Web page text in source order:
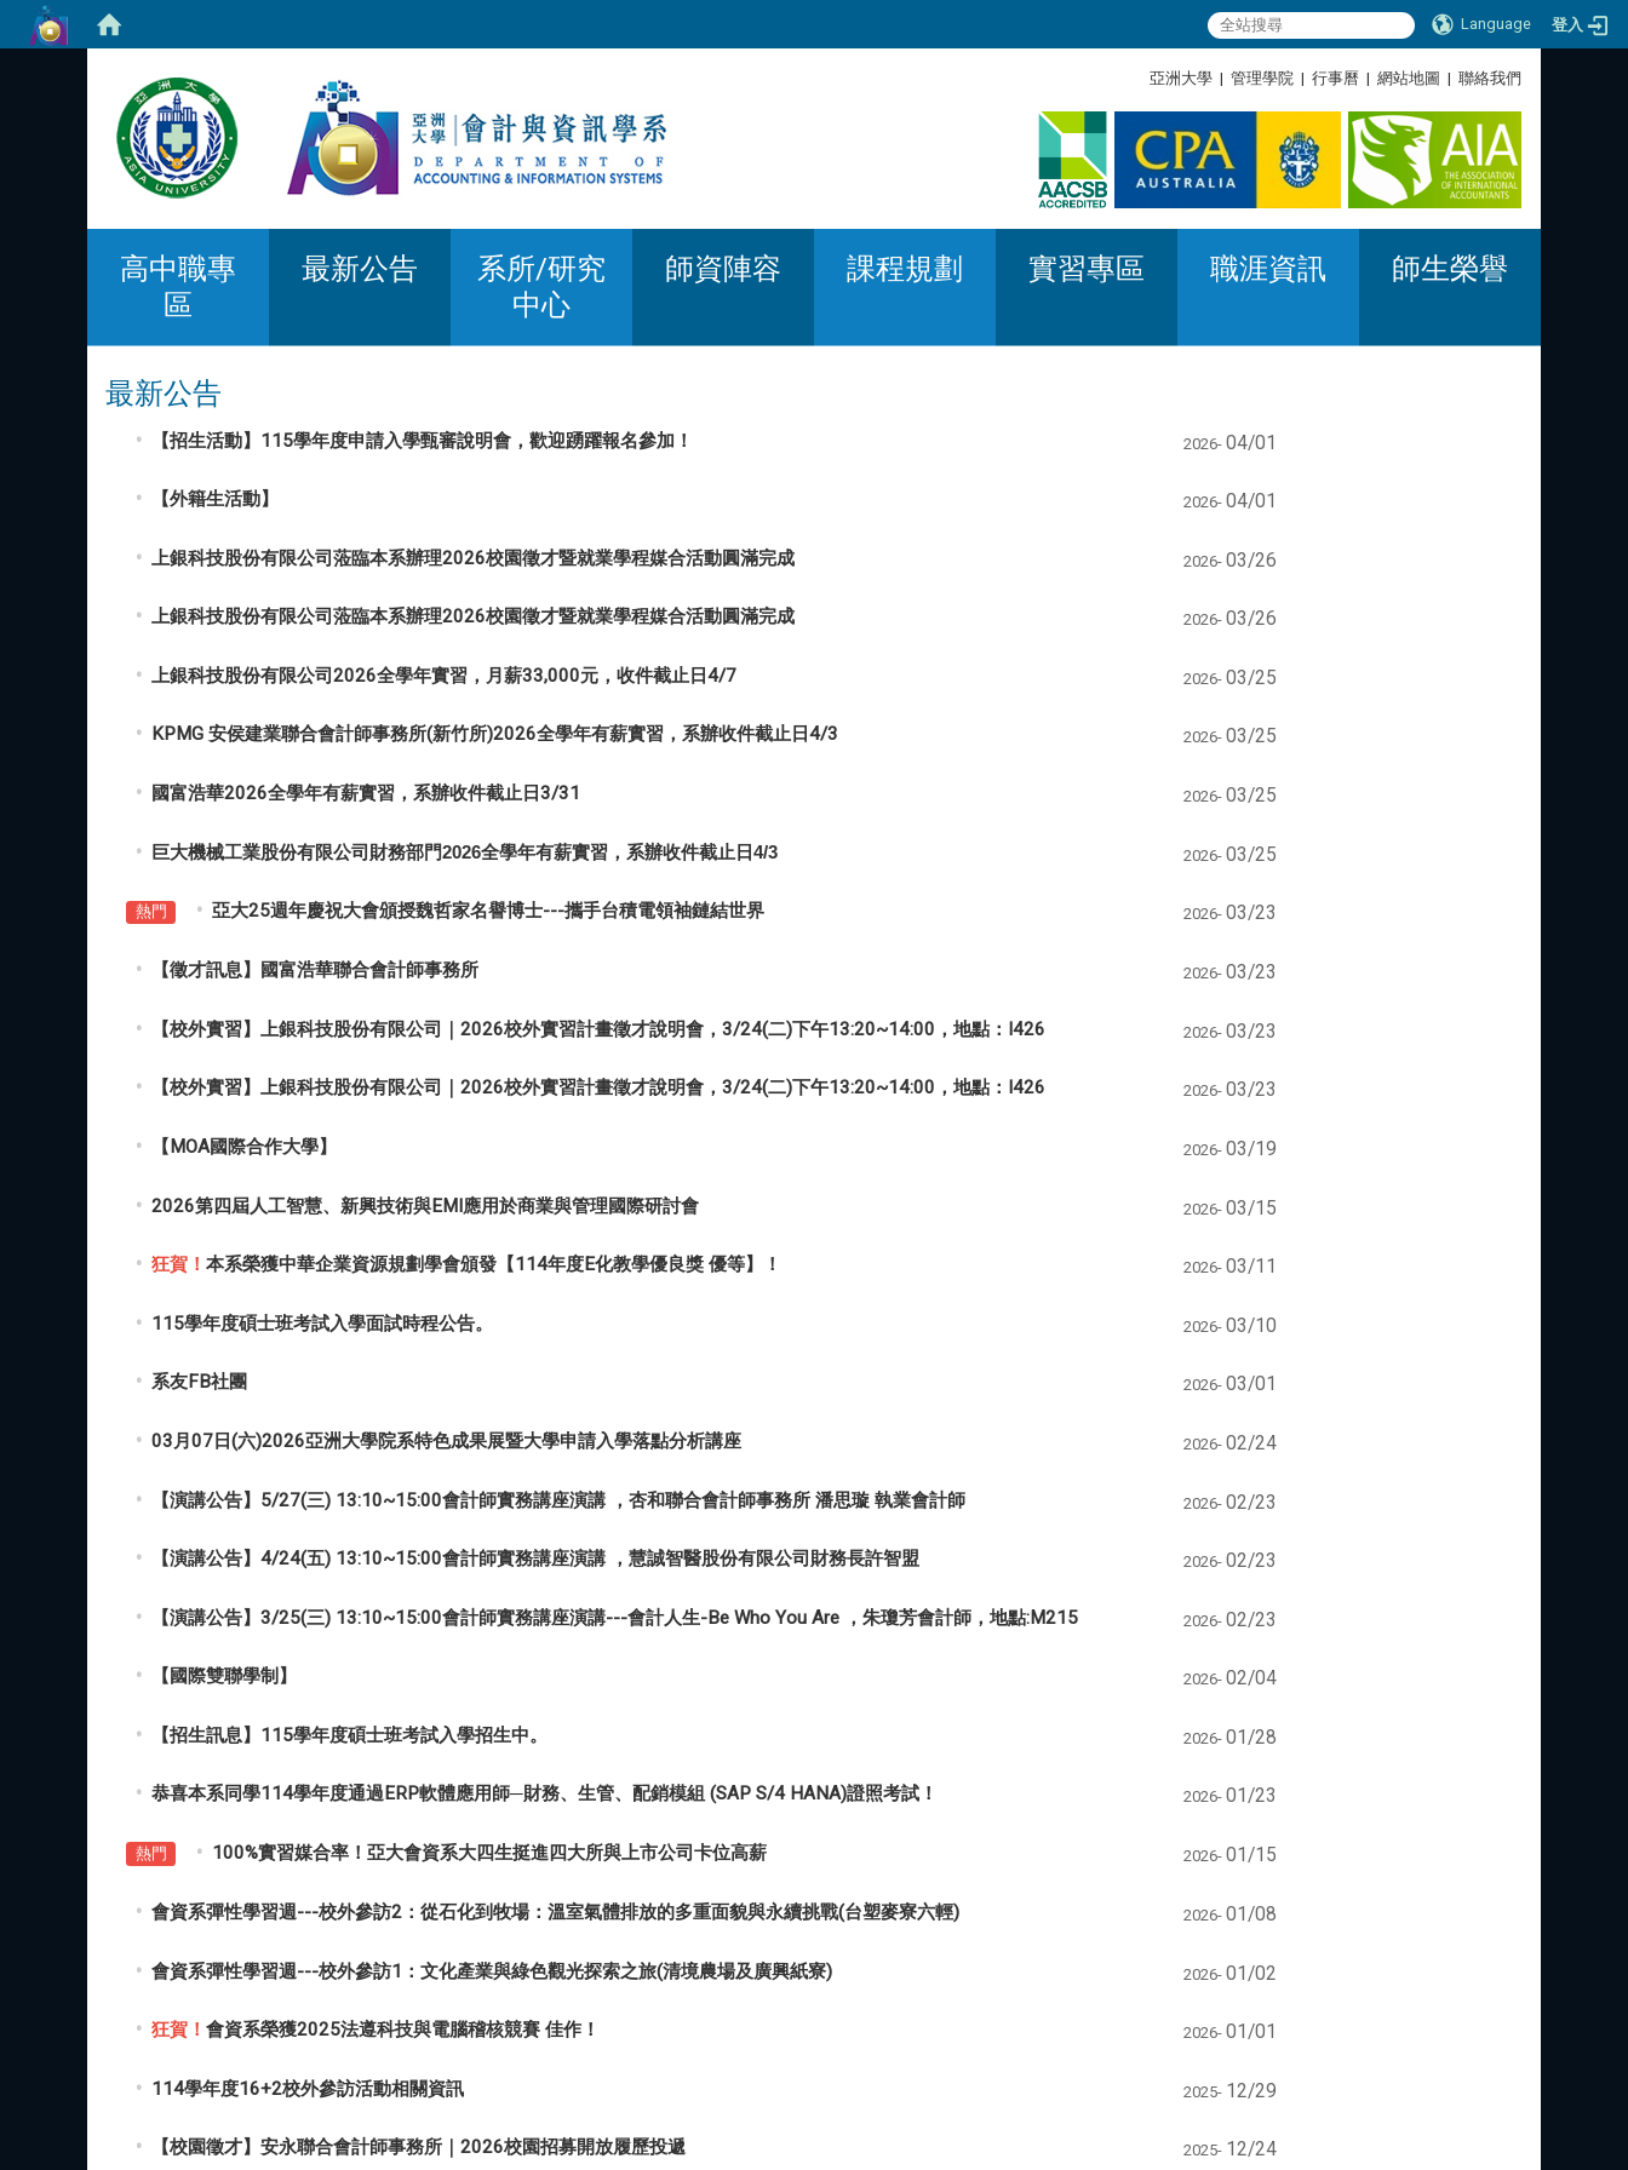
Language 登入
:::
亞洲大學 | 管理學院 | 行事曆 | 網站地圖 | 聯絡我們
高中職專
區
最新公告
系所/研究
中心
師資陣容 課程規劃 實習專區 職涯資訊 師生榮譽
最新公告
【招生活動】115學年度申請入學甄審說明會，歡迎踴躍報名參加！ 2026- 04/01
【外籍生活動】 2026- 04/01
上銀科技股份有限公司蒞臨本系辦理2026校園徵才暨就業學程媒合活動圓滿完成 2026- 03/26
上銀科技股份有限公司蒞臨本系辦理2026校園徵才暨就業學程媒合活動圓滿完成 2026- 03/26
上銀科技股份有限公司2026全學年實習，月薪33,000元，收件截止日4/7 2026- 03/25
KPMG 安侯建業聯合會計師事務所(新竹所)2026全學年有薪實習，系辦收件截止日4/3 2026- 03/25
國富浩華2026全學年有薪實習，系辦收件截止日3/31 2026- 03/25
巨大機械工業股份有限公司財務部門2026全學年有薪實習，系辦收件截止日4/3 2026- 03/25
熱門 亞大25週年慶祝大會頒授魏哲家名譽博士---攜手台積電領袖鏈結世界 2026- 03/23
【徵才訊息】國富浩華聯合會計師事務所 2026- 03/23
【校外實習】上銀科技股份有限公司｜2026校外實習計畫徵才說明會，3/24(二)下午13:20~14:00，地點：I426 2026- 03/23
【校外實習】上銀科技股份有限公司｜2026校外實習計畫徵才說明會，3/24(二)下午13:20~14:00，地點：I426 2026- 03/23
【MOA國際合作大學】 2026- 03/19
2026第四屆人工智慧、新興技術與EMI應用於商業與管理國際研討會 2026- 03/15
狂賀！ 本系榮獲中華企業資源規劃學會頒發【114年度E化教學優良獎 優等】！ 2026- 03/11
115學年度碩士班考試入學面試時程公告。 2026- 03/10
系友FB社團 2026- 03/01
03月07日(六)2026亞洲大學院系特色成果展暨大學申請入學落點分析講座 2026- 02/24
【演講公告】5/27(三) 13:10~15:00會計師實務講座演講 ，杏和聯合會計師事務所 潘思璇 執業會計師 2026- 02/23
【演講公告】4/24(五) 13:10~15:00會計師實務講座演講 ，慧誠智醫股份有限公司財務長許智盟 2026- 02/23
【演講公告】3/25(三) 13:10~15:00會計師實務講座演講---會計人生-Be Who You Are ，朱瓊芳會計師，地點:M215 2026- 02/23
【國際雙聯學制】 2026- 02/04
【招生訊息】115學年度碩士班考試入學招生中。 2026- 01/28
恭喜本系同學114學年度通過ERP軟體應用師─財務、生管、配銷模組 (SAP S/4 HANA)證照考試！ 2026- 01/23
熱門 100%實習媒合率！亞大會資系大四生挺進四大所與上市公司卡位高薪 2026- 01/15
會資系彈性學習週---校外參訪2：從石化到牧場：溫室氣體排放的多重面貌與永續挑戰(台塑麥寮六輕) 2026- 01/08
會資系彈性學習週---校外參訪1：文化產業與綠色觀光探索之旅(清境農場及廣興紙寮) 2026- 01/02
狂賀！ 會資系榮獲2025法遵科技與電腦稽核競賽 佳作！ 2026- 01/01
114學年度16+2校外參訪活動相關資訊 2025- 12/29
【校園徵才】安永聯合會計師事務所｜2026校園招募開放履歷投遞 2025- 12/24